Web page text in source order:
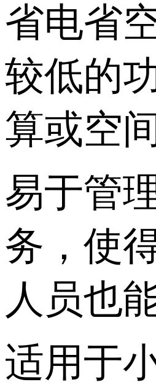
省电省
较低的
算或空
易于管
务，使
人员也
适用于